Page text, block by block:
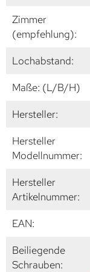
Zimmer
(empfehlung):
Lochabstand:
Maße: (L/B/H)
Hersteller:
Hersteller
Modellnummer:
Hersteller
Artikelnummer:
EAN:
Beiliegende
Schrauben: